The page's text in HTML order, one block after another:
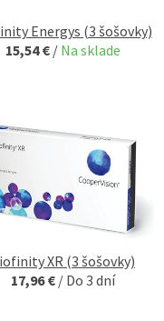
Energys (3 šošovky)
15,54 € / Na sklade
XR (3 šošovky)
17,96 € / Do 3 dní